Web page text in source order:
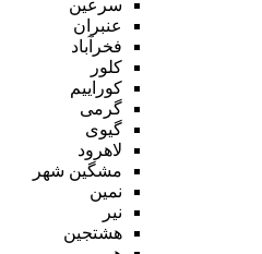
سرعین
عنبران
فخرآباد
کلور
کوراییم
گرمی
گیوی
لاهرود
مشگین شهر
نمین
نیر
هشتجین